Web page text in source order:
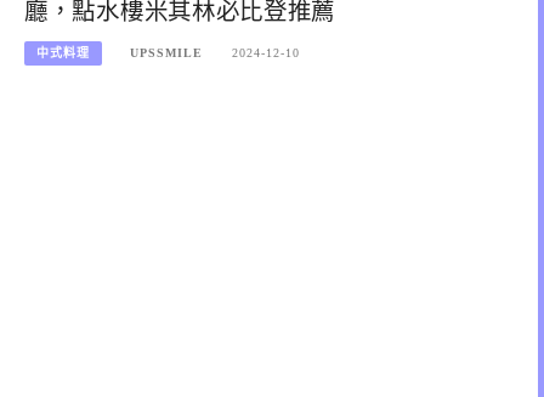
廳，點水樓米其林必比登推薦
中式料理 UPSSMILE 2024-12-10